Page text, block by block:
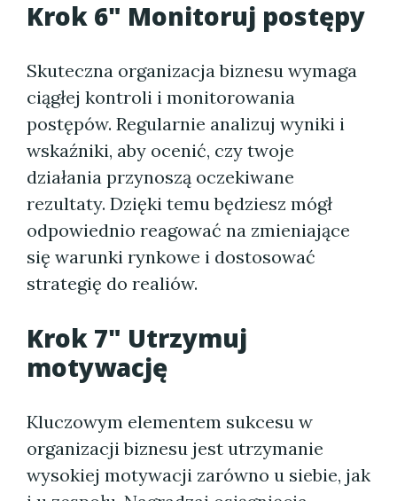
Krok 6" Monitoruj postępy
Skuteczna organizacja biznesu wymaga
ciągłej kontroli i monitorowania
postępów. Regularnie analizuj wyniki i
wskaźniki, aby ocenić, czy twoje
działania przynoszą oczekiwane
rezultaty. Dzięki temu będziesz mógł
odpowiednio reagować na zmieniające
się warunki rynkowe i dostosować
strategię do realiów.
Krok 7" Utrzymuj
motywację
Kluczowym elementem sukcesu w
organizacji biznesu jest utrzymanie
wysokiej motywacji zarówno u siebie, jak